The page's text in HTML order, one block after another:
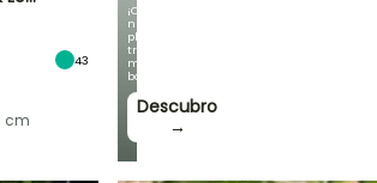
¡Con
nuestras
plantas
trepadoras
más
bonitas!
Descubro
→
43
cm